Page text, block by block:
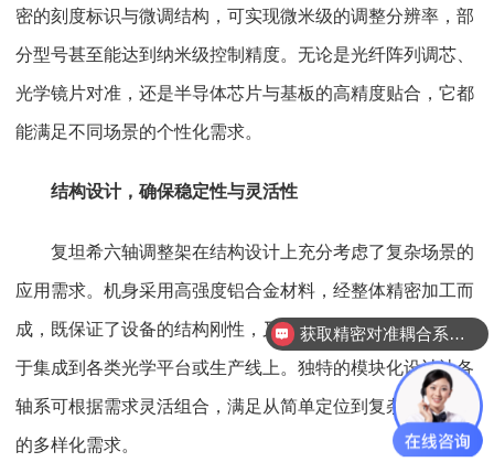
密的刻度标识与微调结构，可实现微米级的调整分辨率，部
分型号甚至能达到纳米级控制精度。无论是光纤阵列调芯、
光学镜片对准，还是半导体芯片与基板的高精度贴合，它都
能满足不同场景的个性化需求。
结构设计，确保稳定性与灵活性
复坦希六轴调整架在结构设计上充分考虑了复杂场景的
应用需求。机身采用高强度铝合金材料，经整体精密加工而
成，既保证了设备的结构刚性，又有效降低了自身重量，便
于集成到各类光学平台或生产线上。独特的模块化设计让各
轴系可根据需求灵活组合，满足从简单定位到复杂姿态调整
的多样化需求。
获取精密对准耦合系统技术方案